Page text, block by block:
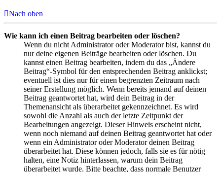
Nach oben
Wie kann ich einen Beitrag bearbeiten oder löschen?
Wenn du nicht Administrator oder Moderator bist, kannst du
nur deine eigenen Beiträge bearbeiten oder löschen. Du
kannst einen Beitrag bearbeiten, indem du das „Ändere
Beitrag“-Symbol für den entsprechenden Beitrag anklickst;
eventuell ist dies nur für einen begrenzten Zeitraum nach
seiner Erstellung möglich. Wenn bereits jemand auf deinen
Beitrag geantwortet hat, wird dein Beitrag in der
Themenansicht als überarbeitet gekennzeichnet. Es wird
sowohl die Anzahl als auch der letzte Zeitpunkt der
Bearbeitungen angezeigt. Dieser Hinweis erscheint nicht,
wenn noch niemand auf deinen Beitrag geantwortet hat oder
wenn ein Administrator oder Moderator deinen Beitrag
überarbeitet hat. Diese können jedoch, falls sie es für nötig
halten, eine Notiz hinterlassen, warum dein Beitrag
überarbeitet wurde. Bitte beachte, dass normale Benutzer